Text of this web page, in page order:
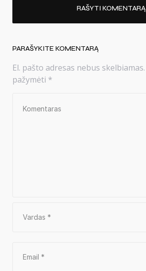
RAŠYTI KOMENTARĄ
PARAŠYKITE KOMENTARĄ
El. pašto adresas nebus skelbiamas.
pažymėti *